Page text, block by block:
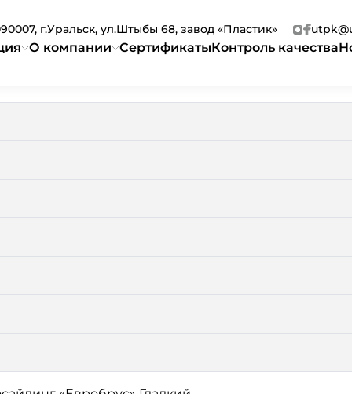
г.Уральск, ул.Штыбы 68, завод «Пластик»
О компании СертификатыКонтроль качества